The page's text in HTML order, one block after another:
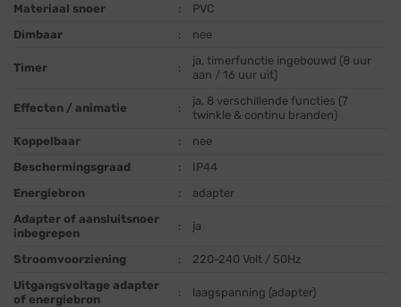
Materiaal snoer
:
PVC
Dimbaar
: nee
Timer :
ja, timerfunctie ingebouwd (8 uur
aan / 16 uur uit)
Effecten / animatie :
ja, 8 verschillende functies (7
twinkle & continu branden)
Koppelbaar
:
nee
Beschermingsgraad
:
IP44
Energiebron
:
adapter
Adapter of aansluitsnoer
inbegrepen
: ja
Stroomvoorziening :
220-240 Volt / 50Hz
Uitgangsvoltage adapter
of energiebron
: laagspanning (adapter)